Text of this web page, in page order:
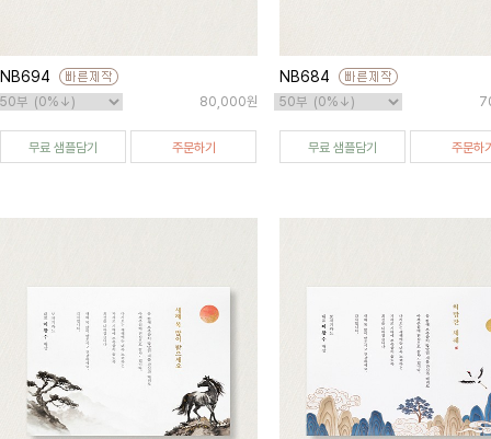
NB694
80,000원
무료 샘플담기 주문하기
NB684
무료 샘플담기 주문하